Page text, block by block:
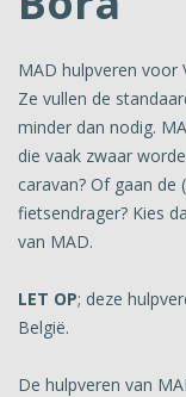
MAD hulpveren voor
Ze vullen de
minder dan nodig.
die vaak zwaar
caravan? Of gaan
fietsendrager? Kies
van MAD.
LET OP; deze
België.
De hulpveren van